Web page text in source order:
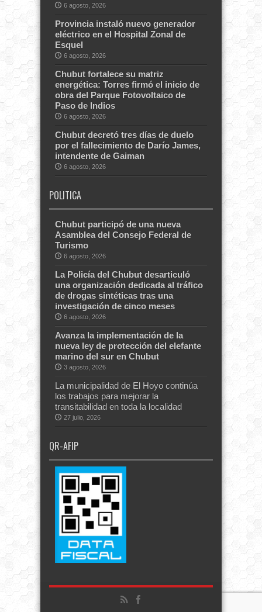
6 agosto, 2026
Provincia instaló nuevo generador
eléctrico en el Hospital Zonal de
Esquel
6 agosto, 2026
Chubut fortalece su matriz
energética: Torres firmó el inicio de
obra del Parque Fotovoltaico de
Paso de Indios
6 agosto, 2026
Chubut decretó tres días de duelo
por el fallecimiento de Darío James,
intendente de Gaiman
6 agosto, 2026
POLITICA
Chubut participó de una nueva
Asamblea del Consejo Federal de
Turismo
6 agosto, 2026
La Policía del Chubut desarticuló
una organización dedicada al tráfico
de drogas sintéticas tras una
investigación de cinco meses
6 agosto, 2026
Avanza la implementación de la
nueva ley de protección del elefante
marino del sur en Chubut
3 agosto, 2026
La municipalidad de El Hoyo continúa
los trabajos para mejorar la
transitabilidad en toda la localidad
27 julio, 2026
QR-AFIP